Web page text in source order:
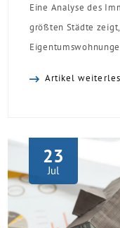
Eine Analyse des
größten Städte
Artikel
23
Jul